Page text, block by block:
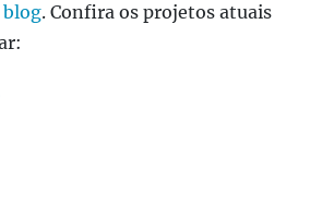
blog. Confira os projetos atuais